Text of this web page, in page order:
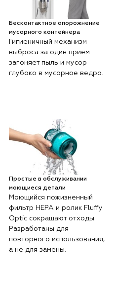
Бесконтактное опорожнение
мусорного контейнера
Гигиеничный механизм
выброса за один прием
загоняет пыль и мусор
глубоко в мусорное ведро.
Простые в обслуживании
моющиеся детали
Моющийся пожизненный
фильтр HEPA и ролик Fluffy
Optic сокращают отходы.
Разработаны для
повторного использования,
а не для замены.